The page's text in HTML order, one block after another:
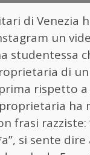
di Venezia
un
studentessa
di un
rispetto
ha
frasi razziste:
si sente dire